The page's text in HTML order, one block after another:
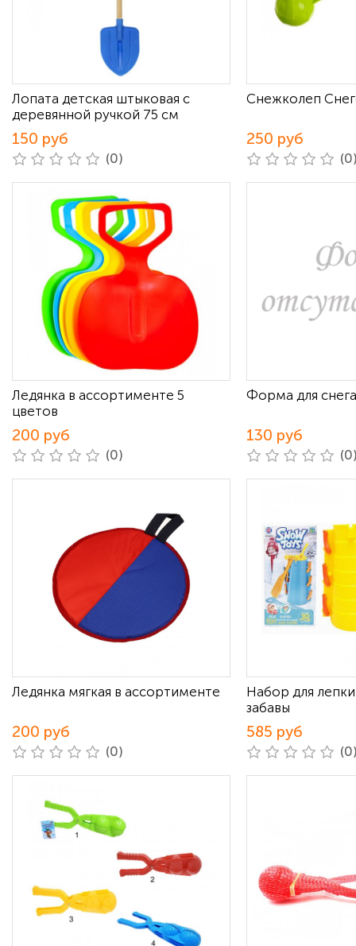
Лопата детская штыковая с
деревянной ручкой 75 см
150 руб
(0)
Снежколеп
250 руб
Ледянка в ассортименте 5
цветов
200 руб
(0)
Форма для
130 руб
Ледянка мягкая в ассортименте
200 руб
(0)
Набор для
забавы
585 руб